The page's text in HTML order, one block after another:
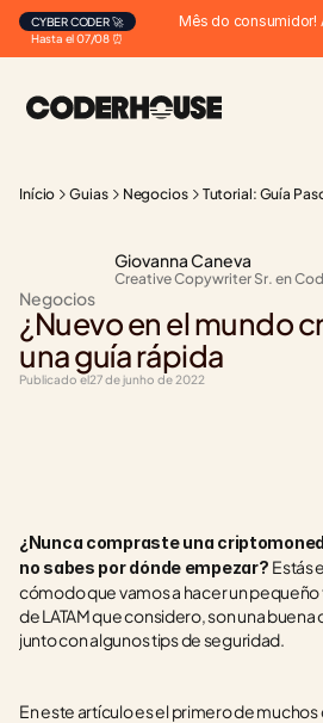
Hasta el 07/08 ⏰
CYBER CODER 🚀 Mês do consumidor!
Início Guias Negocios Tutorial: Guía
Giovanna Caneva
Creative Copywriter Sr. en
Negocios
¿Nuevo en el mundo
una guía rápida
Publicado el27 de junho de 2022
¿Nunca compraste una
no sabes por dónde empezar? Estás
cómodo que vamos a hacer un
de LATAM que considero, son una
junto con algunos tips de seguridad.
En este artículo es el primero de